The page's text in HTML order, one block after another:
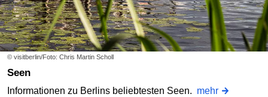
© visitberlin/Foto: Chris Martin Scholl
Seen
Informationen zu Berlins beliebtesten Seen. mehr